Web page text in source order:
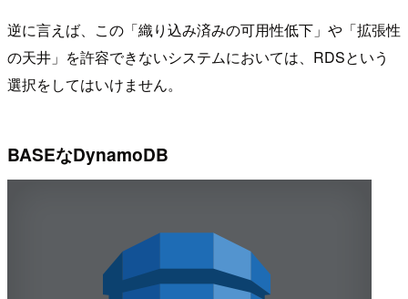
逆に言えば、この「織り込み済みの可用性低下」や「拡張性
の天井」を許容できないシステムにおいては、RDSという
選択をしてはいけません。
BASEなDynamoDB